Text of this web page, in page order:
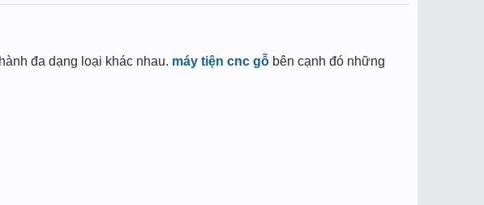
đa dạng loại khác nhau. máy tiện cnc gỗ bên cạnh đó những